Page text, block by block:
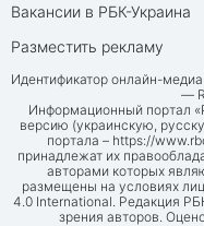
Вакансии в РБК-Украина
Разместить рекламу
Идентификатор онлайн-
—
Информационный портал
версию (украинскую,
портала – https://
принадлежат их
авторами которых
размещены на условиях
4.0 International. Редакция
зрения авторов.